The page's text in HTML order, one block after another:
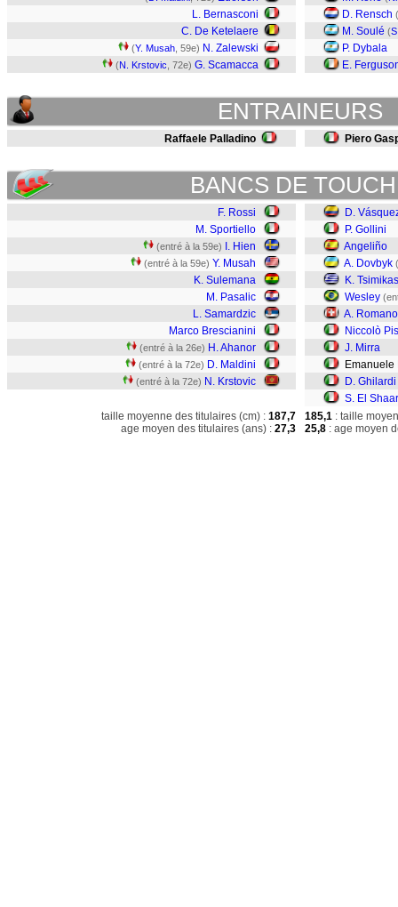
L. Bernasconi
C. De Ketelaere
(Y. Musah , 59e) N. Zalewski
(N. Krstovic , 72e) G. Scamacca
D. Rensch (
M. Soulé (
P. Dybala
E.
ENTRAINEURS
Raffaele Palladino Piero
BANCS DE
F. Rossi
M. Sportiello
(entré à la 59e) I. Hien
(entré à la 59e) Y. Musah
K. Sulemana
M. Pasalic
L. Samardzic
Marco Brescianini
(entré à la 26e) H. Ahanor
(entré à la 72e) D. Maldini
(entré à la 72e) N. Krstovic
D.
P. Gollini
Angeliño
A. Dovbyk
K. Tsimikas
Wesley
A. Romano
Niccolò
J. Mirra
Emanuele
D. Ghilardi
S. El
taille moyenne des titulaires (cm) : 187,7
age moyen des titulaires (ans) : 27,3
185,1 : taille
25,8 : age moyen